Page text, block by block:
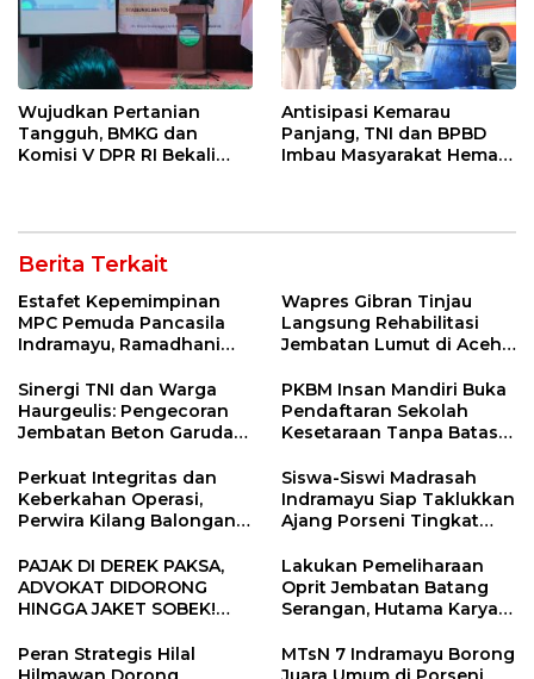
Wujudkan Pertanian
Tangguh, BMKG dan
Komisi V DPR RI Bekali
Antisipasi Kemarau
Panjang, TNI dan BPBD
Imbau Masyarakat Hemat
Berita Terkait
Estafet Kepemimpinan
MPC Pemuda Pancasila
Indramayu, Ramadhani
Pimpin Organisasi Lewat
Muscablub
Wapres Gibran Tinjau
Langsung Rehabilitasi
Jembatan Lumut di Aceh
Konektivitas Pulih Cepat
Sinergi TNI dan Warga
Haurgeulis: Pengecoran
Jembatan Beton Garuda
PKBM Insan Mandiri Buka
Pendaftaran Sekolah
Kesetaraan Tanpa Batas
Perkuat Integritas dan
Keberkahan Operasi,
Perwira Kilang Balongan
Siswa-Siswi Madrasah
Indramayu Siap Taklukkan
Ajang Porseni Tingkat
PAJAK DI DEREK PAKSA,
ADVOKAT DIDORONG
HINGGA JAKET SOBEK!
Ngamuk Kepung Polresta
Pekanbaru!
Lakukan Pemeliharaan
Oprit Jembatan Batang
Serangan, Hutama Karya
55 Tol Binjai–Langsa
Peran Strategis Hilal
MTsN 7 Indramayu Borong